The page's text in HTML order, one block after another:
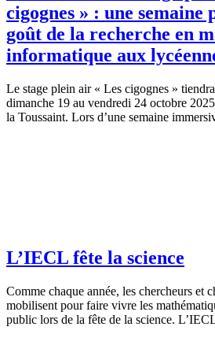
cigognes » : une semaine
goût de la recherche en
informatique aux
Le stage plein air « Les cigognes »
dimanche 19 au vendredi 24 octobre
la Toussaint. Lors d’une semaine
L’IECL fête la science
Comme chaque année, les chercheurs et
mobilisent pour faire vivre les
public lors de la fête de la science.